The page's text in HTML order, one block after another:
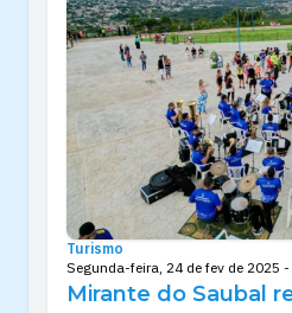
Turismo
Segunda-feira, 24 de fev de 2025
Mirante do Saubal